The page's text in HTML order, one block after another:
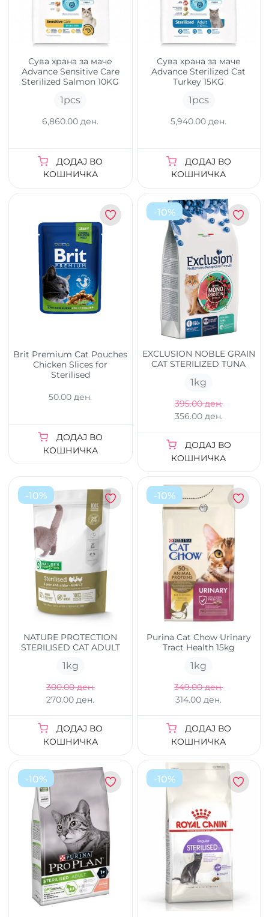
Сува храна за маче
Advance Sensitive Care
Sterilized Salmon 10KG
1pcs
6,860.00 ден.
ДОДАЈ ВО
КОШНИЧКА
Сува храна за маче
Advance Sterilized Cat
Turkey 15KG
1pcs
5,940.00 ден.
ДОДАЈ ВО
КОШНИЧКА
Brit Premium Cat Pouches
Chicken Slices for
Sterilised
50.00 ден.
ДОДАЈ ВО
КОШНИЧКА
-10%
EXCLUSION NOBLE GRAIN
CAT STERILIZED TUNA
1kg
395.00 ден.
356.00 ден.
ДОДАЈ ВО
КОШНИЧКА
-10%
NATURE PROTECTION
STERILISED CAT ADULT
1kg
300.00 ден.
270.00 ден.
ДОДАЈ ВО
КОШНИЧКА
-10%
Purina Cat Chow Urinary
Tract Health 15kg
1kg
349.00 ден.
314.00 ден.
ДОДАЈ ВО
КОШНИЧКА
-10% -10%